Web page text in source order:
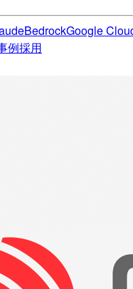
BedrockGoogle
例採用